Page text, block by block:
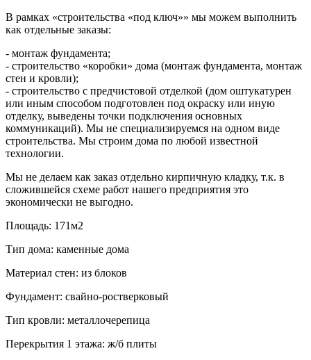
В рамках «строительства «под ключ»» мы можем выполнить
как отдельные заказы:
- монтаж фундамента;
- строительство «коробки» дома (монтаж фундамента, монтаж
стен и кровли);
- строительство с предчистовой отделкой (дом оштукатурен
или иным способом подготовлен под окраску или иную
отделку, выведены точки подключения основных
коммуникаций). Мы не специализируемся на одном виде
строительства. Мы строим дома по любой известной
технологии.
Мы не делаем как заказ отдельно кирпичную кладку, т.к. в
сложившейся схеме работ нашего предприятия это
экономически не выгодно.
Площадь: 171м2
Тип дома: каменные дома
Материал стен: из блоков
Фундамент: свайно-ростверковый
Тип кровли: металлочерепица
Перекрытия 1 этажа: ж/б плиты